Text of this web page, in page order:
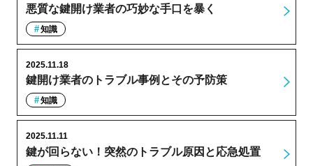
悪質な鍵開け業者の巧妙な手口を暴く
知識
鍵開け業者のトラブル事例とその予防策
2025.11.18
知識
鍵が回らない！突然のトラブル原因と応急処置
2025.11.11